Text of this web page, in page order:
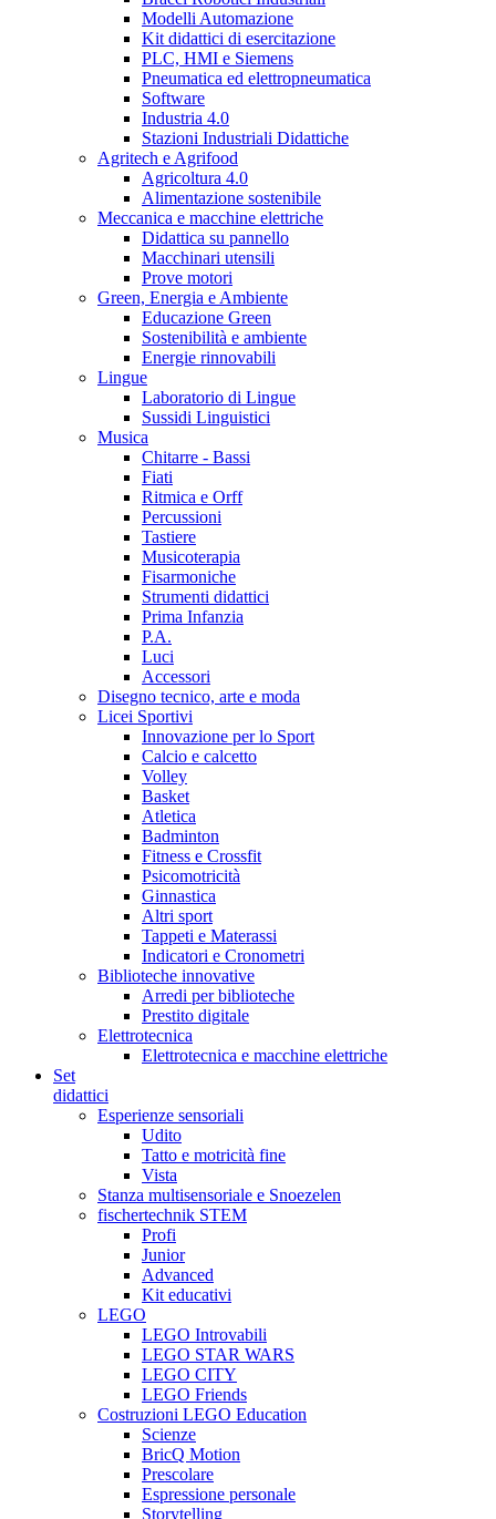
Modelli Automazione
Kit didattici di esercitazione
PLC, HMI e Siemens
Pneumatica ed elettropneumatica
Software
Industria 4.0
Stazioni Industriali Didattiche
Agritech e Agrifood
Agricoltura 4.0
Alimentazione sostenibile
Meccanica e macchine elettriche
Didattica su pannello
Macchinari utensili
Prove motori
Green, Energia e Ambiente
Educazione Green
Sostenibilità e ambiente
Energie rinnovabili
Lingue
Laboratorio di Lingue
Sussidi Linguistici
Musica
Chitarre - Bassi
Fiati
Ritmica e Orff
Percussioni
Tastiere
Musicoterapia
Fisarmoniche
Strumenti didattici
Prima Infanzia
P.A.
Luci
Accessori
Disegno tecnico, arte e moda
Licei Sportivi
Innovazione per lo Sport
Calcio e calcetto
Volley
Basket
Atletica
Badminton
Fitness e Crossfit
Psicomotricità
Ginnastica
Altri sport
Tappeti e Materassi
Indicatori e Cronometri
Biblioteche innovative
Arredi per biblioteche
Prestito digitale
Elettrotecnica
Elettrotecnica e macchine elettriche
Set
didattici
Esperienze sensoriali
Udito
Tatto e motricità fine
Vista
Stanza multisensoriale e Snoezelen
fischertechnik STEM
Profi
Junior
Advanced
Kit educativi
LEGO
LEGO Introvabili
LEGO STAR WARS
LEGO CITY
LEGO Friends
Costruzioni LEGO Education
Scienze
BricQ Motion
Prescolare
Espressione personale
Storytelling